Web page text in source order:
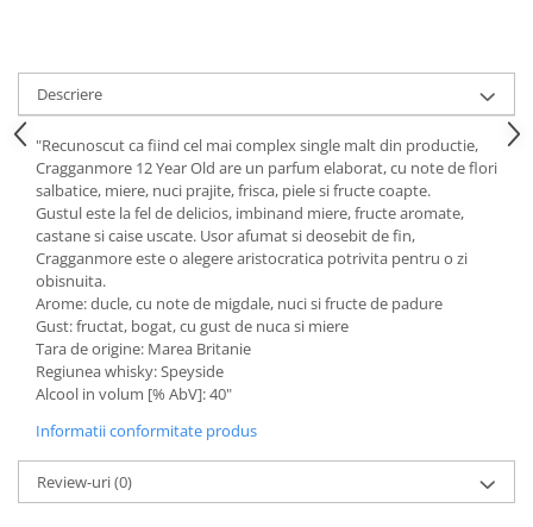
Descriere
"Recunoscut ca fiind cel mai complex single malt din productie,
Cragganmore 12 Year Old are un parfum elaborat, cu note de flori
salbatice, miere, nuci prajite, frisca, piele si fructe coapte.
Gustul este la fel de delicios, imbinand miere, fructe aromate,
castane si caise uscate. Usor afumat si deosebit de fin,
Cragganmore este o alegere aristocratica potrivita pentru o zi
obisnuita.
Arome: ducle, cu note de migdale, nuci si fructe de padure
Gust: fructat, bogat, cu gust de nuca si miere
Tara de origine: Marea Britanie
Regiunea whisky: Speyside
Alcool in volum [% AbV]: 40"
Informatii conformitate produs
Review-uri(0)